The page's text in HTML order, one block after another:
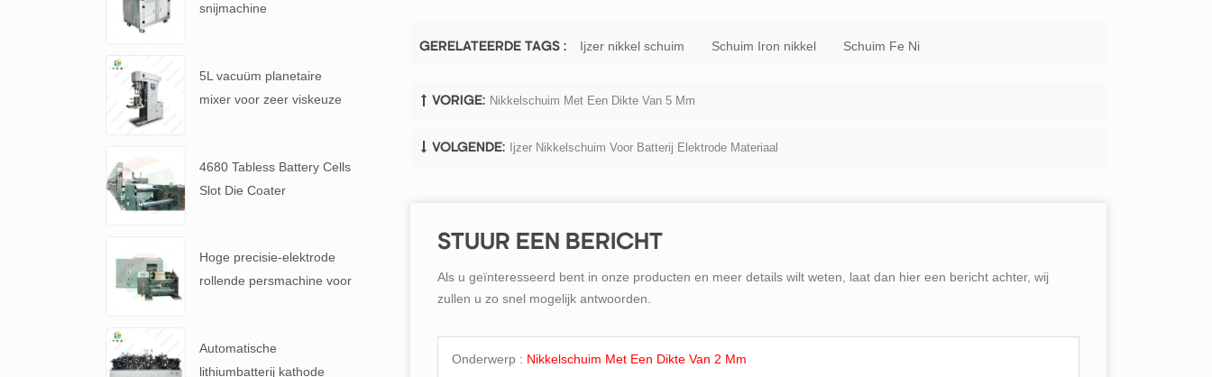
snijmachine
5L vacuüm planetaire
mixer voor zeer viskeuze
4680 Tabless Battery Cells
Slot Die Coater
Hoge precisie-elektrode
rollende persmachine voor
Automatische
lithiumbatterij kathode
GERELATEERDE TAGS : Ijzer nikkel schuim Schuim Iron nikkel Schuim Fe Ni
VORIGE: Nikkelschuim Met Een Dikte Van 5 Mm
VOLGENDE: Ijzer Nikkelschuim Voor Batterij Elektrode Materiaal
STUUR EEN BERICHT
Als u geïnteresseerd bent in onze producten en meer details wilt weten, laat dan hier een bericht achter, wij
zullen u zo snel mogelijk antwoorden.
Onderwerp : Nikkelschuim Met Een Dikte Van 2 Mm